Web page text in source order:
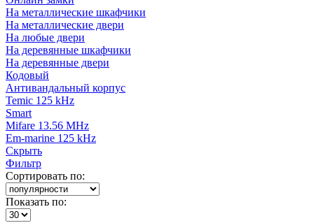
На металлические шкафчики
На металлические двери
На любые двери
На деревянные шкафчики
На деревянные двери
Кодовый
Антивандальный корпус
Temic 125 kHz
Smart
Mifare 13.56 MHz
Em-marine 125 kHz
Скрыть
Фильтр
Сортировать по:
Показать по: